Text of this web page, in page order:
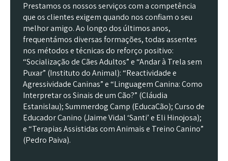
Prestamos os nossos serviços com a competência
que os clientes exigem quando nos confiam o seu
melhor amigo. Ao longo dos últimos anos,
frequentámos diversas formações, todas assentes
nos métodos e técnicas do reforço positivo:
“Socialização de Cães Adultos” e “Andar à Trela sem
Puxar” (Instituto do Animal): “Reactividade e
Agressividade Caninas” e “Linguagem Canina: Como
Interpretar os Sinais de um Cão?” (Cláudia
Estanislau); Summerdog Camp (EducaCão); Curso de
Educador Canino (Jaime Vidal ‘Santi’ e Eli Hinojosa);
e “Terapias Assistidas com Animais e Treino Canino”
(Pedro Paiva).